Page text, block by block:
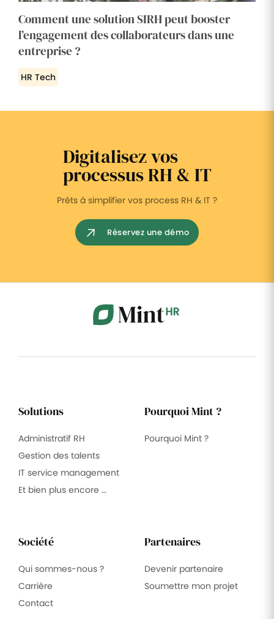
Comment une solution SIRH peut booster
l’engagement des collaborateurs dans une
entreprise ?
HR Tech
Digitalisez vos
processus RH & IT
Prêts à simplifier vos process RH & IT ?
Réservez une démo
Solutions
Administratif RH
Gestion des talents
IT service management
Et bien plus encore …
Pourquoi Mint ?
Pourquoi Mint ?
Société
Qui sommes-nous ?
Carrière
Contact
Partenaires
Devenir partenaire
Soumettre mon projet